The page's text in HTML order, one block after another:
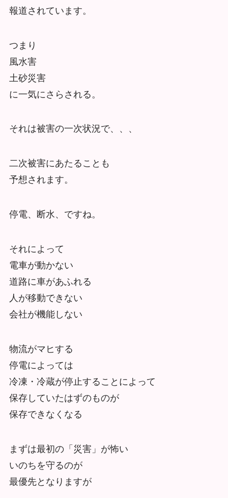
報道されています。
つまり
風水害
土砂災害
に一気にさらされる。
それは被害の一次状況で、、、
二次被害にあたることも
予想されます。
停電、断水、ですね。
それによって
電車が動かない
道路に車があふれる
人が移動できない
会社が機能しない
物流がマヒする
停電によっては
冷凍・冷蔵が停止することによって
保存していたはずのものが
保存できなくなる
まずは最初の「災害」が怖い
いのちを守るのが
最優先となりますが